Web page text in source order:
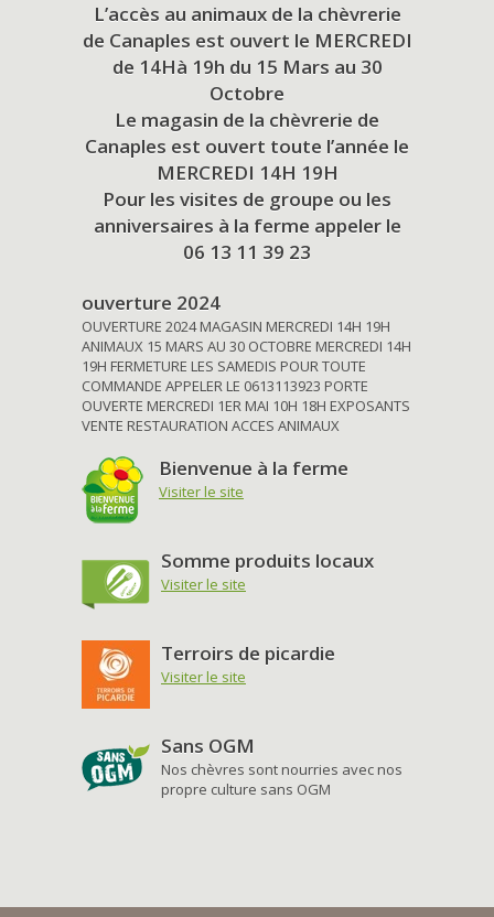
L’accès au animaux de la chèvrerie
de Canaples est ouvert le MERCREDI
de 14Hà 19h du 15 Mars au 30
Octobre
Le magasin de la chèvrerie de
Canaples est ouvert toute l’année le
MERCREDI 14H 19H
Pour les visites de groupe ou les
anniversaires à la ferme appeler le
06 13 11 39 23
ouverture 2024
OUVERTURE 2024 MAGASIN MERCREDI 14H 19H
ANIMAUX 15 MARS AU 30 OCTOBRE MERCREDI 14H
19H FERMETURE LES SAMEDIS POUR TOUTE
COMMANDE APPELER LE 0613113923 PORTE
OUVERTE MERCREDI 1ER MAI 10H 18H EXPOSANTS
VENTE RESTAURATION ACCES ANIMAUX
Bienvenue à la ferme
Visiter le site
Somme produits locaux
Visiter le site
Terroirs de picardie
Visiter le site
Sans OGM
Nos chèvres sont nourries avec nos
propre culture sans OGM